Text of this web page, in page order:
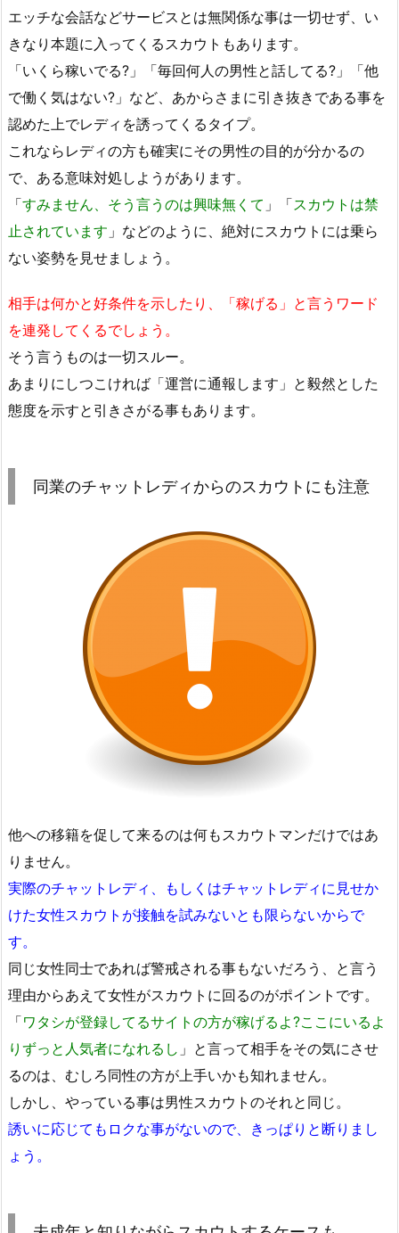
エッチな会話などサービスとは無関係な事は一切せず、い
きなり本題に入ってくるスカウトもあります。
「いくら稼いでる?」「毎回何人の男性と話してる?」「他
で働く気はない?」など、あからさまに引き抜きである事を
認めた上でレディを誘ってくるタイプ。
これならレディの方も確実にその男性の目的が分かるの
で、ある意味対処しようがあります。
「すみません、そう言うのは興味無くて 」「スカウトは禁
止されています 」などのように、絶対にスカウトには乗ら
ない姿勢を見せましょう。
相手は何かと好条件を示したり、「稼げる」と言うワード
を連発してくるでしょう。
そう言うものは一切スルー。
あまりにしつこければ「運営に通報します」と毅然とした
態度を示すと引きさがる事もあります。
同業のチャットレディからのスカウトにも注意
他への移籍を促して来るのは何もスカウトマンだけではあ
りません。
実際のチャットレディ、もしくはチャットレディに見せか
けた女性スカウトが接触を試みないとも限らないからで
す。
同じ女性同士であれば警戒される事もないだろう、と言う
理由からあえて女性がスカウトに回るのがポイントです。
「ワタシが登録してるサイトの方が稼げるよ?ここにいるよ
りずっと人気者になれるし 」と言って相手をその気にさせ
るのは、むしろ同性の方が上手いかも知れません。
しかし、やっている事は男性スカウトのそれと同じ。
誘いに応じてもロクな事がないので、きっぱりと断りまし
ょう。